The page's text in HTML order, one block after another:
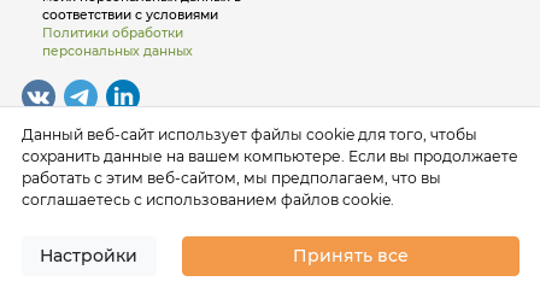
соответствии с условиями
Политики обработки
персональных данных
Данный веб-сайт использует файлы cookie для того, чтобы
сохранить данные на вашем компьютере. Если вы продолжаете
работать с этим веб-сайтом, мы предполагаем, что вы
соглашаетесь с использованием файлов cookie.
Настройки Принять все